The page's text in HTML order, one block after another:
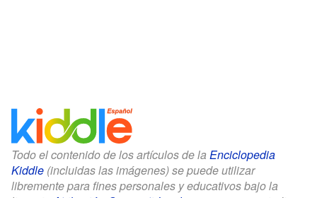
Todo el contenido de los artículos de la Enciclopedia
Kiddle (incluidas las imágenes) se puede utilizar
libremente para fines personales y educativos bajo la